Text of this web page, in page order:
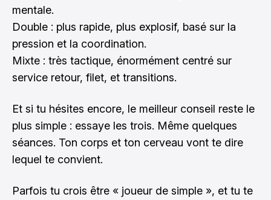
mentale.
Double : plus rapide, plus explosif, basé sur la
pression et la coordination.
Mixte : très tactique, énormément centré sur
service retour, filet, et transitions.
Et si tu hésites encore, le meilleur conseil reste le
plus simple : essaye les trois. Même quelques
séances. Ton corps et ton cerveau vont te dire
lequel te convient.
Parfois tu crois être « joueur de simple », et tu te